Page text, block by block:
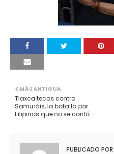
MÁS ANTIGUA
Tlaxcaltecas contra
Samuráis, la batalla por
Filipinas que no se contó.
PUBLICADO POR